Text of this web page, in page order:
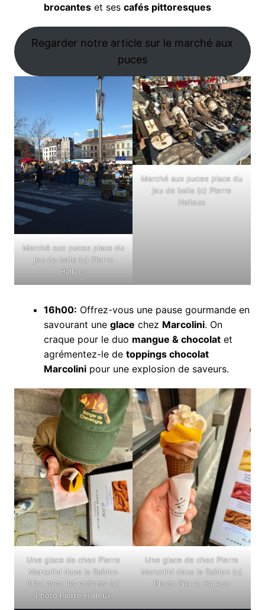
brocanteset ses cafés pittoresques
Regarder notre article sur le marché aux
puces
Marché aux puces place du
jeu de balle (c) PIerre
Halleux
Marché aux puces place du
jeu de balle (c) PIerre
Halleux
16h00: Offrez-vous une pause gourmande en
savourant une glace chez Marcolini. On
craque pour le duo mangue & chocolatet
agrémentez-le de toppings chocolat
Marcolinipour une explosion de saveurs.
Une glace de chez Pierre
Marcolini dans le Sablon
Idéal avec les enfants (c)
Photo Pierre Halleux
Une glace de chez Pierre
Marcolini dans le Sablon (c)
Photo Pierre Halleux